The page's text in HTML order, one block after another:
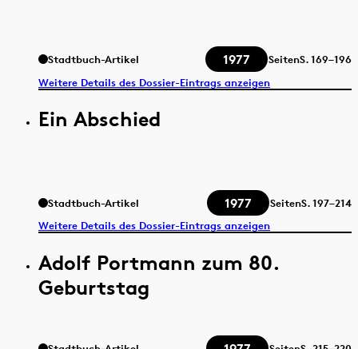
Stadtbuch-Artikel 1977 SeitenS.169–196
Weitere Details des Dossier-Eintrags anzeigen
Ein Abschied
Stadtbuch-Artikel 1977 SeitenS.197–214
Weitere Details des Dossier-Eintrags anzeigen
Adolf Portmann zum 80.
Geburtstag